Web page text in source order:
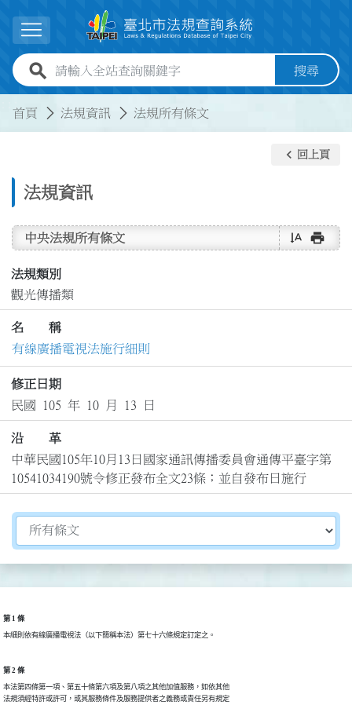
展開選單
全站查詢關鍵字欄位 搜尋
首頁 法規資訊 法規所有條文
法規資訊
keyboard_arrow_left 回上頁
中央法規所有條文 text_rotate_vertical print
法規類別
觀光傳播類
名 稱
有線廣播電視法施行細則
修正日期
民國 105 年 10 月 13 日
沿 革
中華民國105年10月13日國家通訊傳播委員會通傳平臺字第
10541034190號令修正發布全文23條；並自發布日施行
切換選擇法規資訊內容
第 1 條
本細則依有線廣播電視法（以下簡稱本法）第七十六條規定訂定之。
第 2 條
本法第四條第一項、第五十條第六項及第八項之其他加值服務，如依其他
法規須經特許或許可，或其服務條件及服務提供者之義務或責任另有規定